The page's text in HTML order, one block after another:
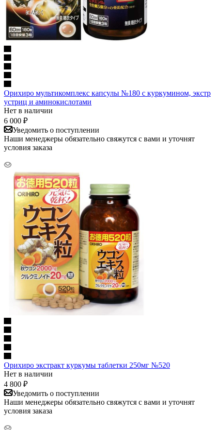
Орихиро мультикомплекс капсулы №180 с куркумином, экстр
устриц и аминокислотами
Нет в наличии
6 000 ₽
Уведомить о поступлении
Наши менеджеры обязательно свяжутся с вами и уточнят
условия заказа
Орихиро экстракт куркумы таблетки 250мг №520
Нет в наличии
4 800 ₽
Уведомить о поступлении
Наши менеджеры обязательно свяжутся с вами и уточнят
условия заказа